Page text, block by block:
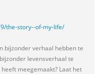
the-story--of-my-life/
bijzonder verhaal hebben te
levensverhaal te
meegemaakt? Laat het